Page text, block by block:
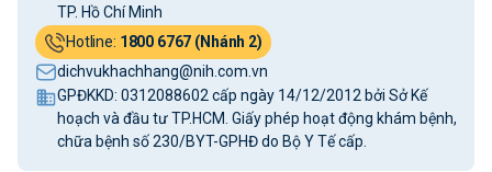
TP. Hồ Chí Minh
Hotline: 1800 6767 (Nhánh 2)
dichvukhachhang@nih.com.vn
GPĐKKD: 0312088602 cấp ngày 14/12/2012 bởi Sở Kế
hoạch và đầu tư TP.HCM. Giấy phép hoạt động khám bệnh,
chữa bệnh số 230/BYT-GPHĐ do Bộ Y Tế cấp.